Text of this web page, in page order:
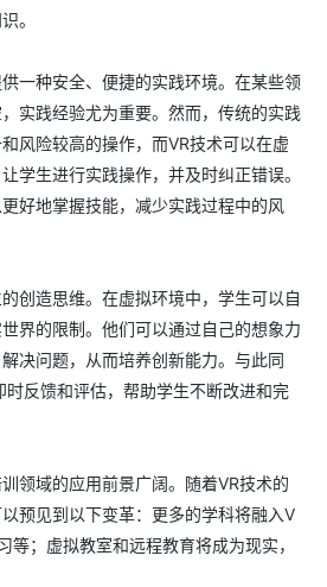
。
一种安全、便捷的实践环境。在某些领
实践经验尤为重要。然而，传统的实践
风险较高的操作，而VR技术可以在虚
学生进行实践操作，并及时纠正错误。
好地掌握技能，减少实践过程中的风
创造思维。在虚拟环境中，学生可以自
界的限制。他们可以通过自己的想象力
决问题，从而培养创新能力。与此同
时反馈和评估，帮助学生不断改进和完
领域的应用前景广阔。随着VR技术的
预见到以下变革：更多的学科将融入V
等；虚拟教室和远程教育将成为现实，